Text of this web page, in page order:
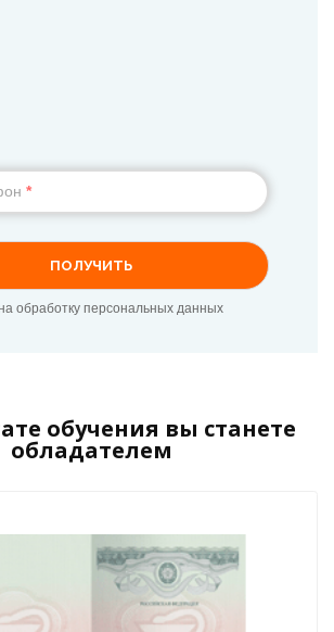
обучения вы станете
обладателем